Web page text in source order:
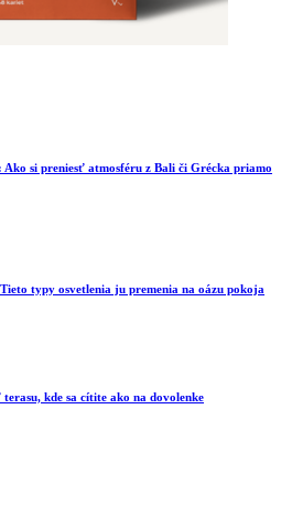
Ako si preniesť atmosféru z Bali či Grécka priamo
typy osvetlenia ju premenia na oázu pokoja
kde sa cítite ako na dovolenke